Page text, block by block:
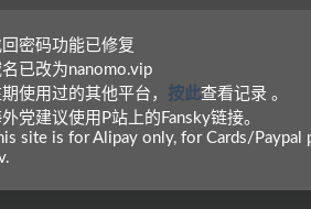
密码功能已修复
已改为nanomo.vip
使用过的其他平台， 按此查看记录 。
党建议使用P站上的Fansky链接。
site is for Alipay only, for Cards/Paypal